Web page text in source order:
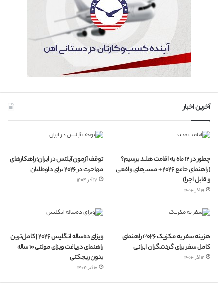
آخرین اخبار
چطور در ۱۲ ماه به اقامت هلند برسیم؟
(راهنمای جامع ۲۰۲۶ + مسیرهای واقعی
و قابل اجرا)
۱۹ آذر ۱۴۰۴
توقف آزمون آیلتس در ایران؛ راهکارهای
مهاجرت در ۲۰۲۶ برای داوطلبان
۱۷ آذر ۱۴۰۴
هزینه سفر به مکزیک ۲۰۲۶؛ راهنمای
کامل سفر برای گردشگران ایرانی
۱۲ آذر ۱۴۰۴
ویزای ده‌ساله انگلیس ۲۰۲۶ | کامل‌ترین
راهنمای دریافت ویزای مولتی ۱۰ ساله
بدون ریجکتی
۱۰ آذر ۱۴۰۴